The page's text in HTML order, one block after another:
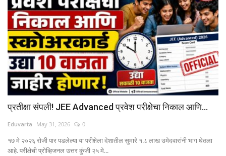
प्रतीक्षा संपली! JEE Advanced प्रवेश परीक्षेचा निकाल आणि...
Eduvarta May 31, 2026 0
१७ मे २०२६ रोजी पार पडलेल्या या परीक्षेला देशातील सुमारे १.८ लाख उमेदवारांनी भाग घेतला
आहे. परीक्षेची प्रोव्हिजनल उत्तर कुंजी २५ मे...